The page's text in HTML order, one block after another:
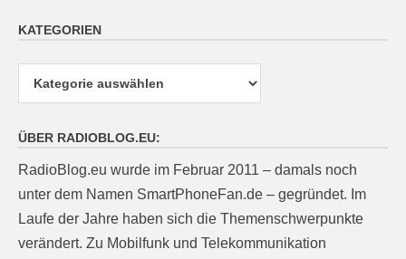
KATEGORIEN
ÜBER RADIOBLOG.EU:
RadioBlog.eu wurde im Februar 2011 – damals noch
unter dem Namen SmartPhoneFan.de – gegründet. Im
Laufe der Jahre haben sich die Themenschwerpunkte
verändert. Zu Mobilfunk und Telekommunikation